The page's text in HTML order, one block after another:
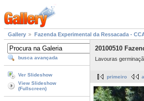
Gallery Fazenda Experimental da Ressacada -
busca avançada
Ver Slideshow
View Slideshow
(Fullscreen)
20100510
Lavouras
primeiro